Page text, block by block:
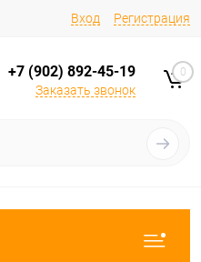
Вход Регистрация
+7 (902) 892-45-19
Заказать звонок
0